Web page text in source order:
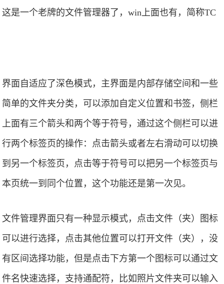
这是一个老牌的文件管理器了，win上面也有，简称TC
界面自适应了深色模式，主界面是内部存储空间和一些
简单的文件夹分类，可以添加自定义位置和书签，侧栏
上面有三个箭头和两个等于符号，通过这个侧栏可以进
行两个标签页的操作：点击箭头或者左右滑动可以切换
到另一个标签页，点击等于符号可以把另一个标签页与
本页统一到同个位置，这个功能还是第一次见。
文件管理界面只有一种显示模式，点击文件（夹）图标
可以进行选择，点击其他位置可以打开文件（夹），没
有区间选择功能，但是点击下方第一个图标可以通过文
件名快速选择，支持通配符，比如照片文件夹可以输入